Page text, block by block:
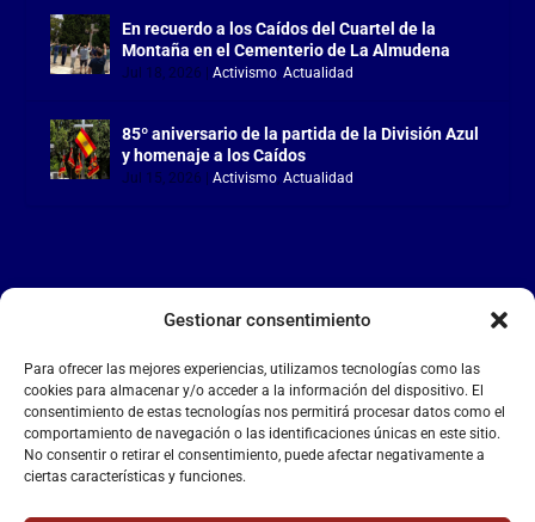
Gestionar consentimiento
Para ofrecer las mejores experiencias, utilizamos tecnologías como las
cookies para almacenar y/o acceder a la información del dispositivo. El
consentimiento de estas tecnologías nos permitirá procesar datos como el
comportamiento de navegación o las identificaciones únicas en este sitio.
No consentir o retirar el consentimiento, puede afectar negativamente a
ciertas características y funciones.
En recuerdo a los Caídos del Cuartel de la
Montaña en el Cementerio de La Almudena
Jul 18, 2026 |Activismo ,Actualidad
85º aniversario de la partida de la División Azul
y homenaje a los Caídos
Jul 15, 2026 |Activismo ,Actualidad
LA FALANGE
Reproductor
de
vídeo